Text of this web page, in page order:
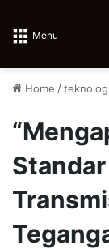
Menu
Home /